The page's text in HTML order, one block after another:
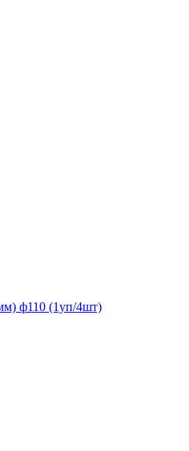
ф110 (1уп/4шт)